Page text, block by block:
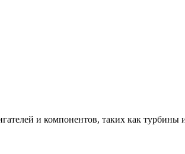
и компонентов, таких как турбины